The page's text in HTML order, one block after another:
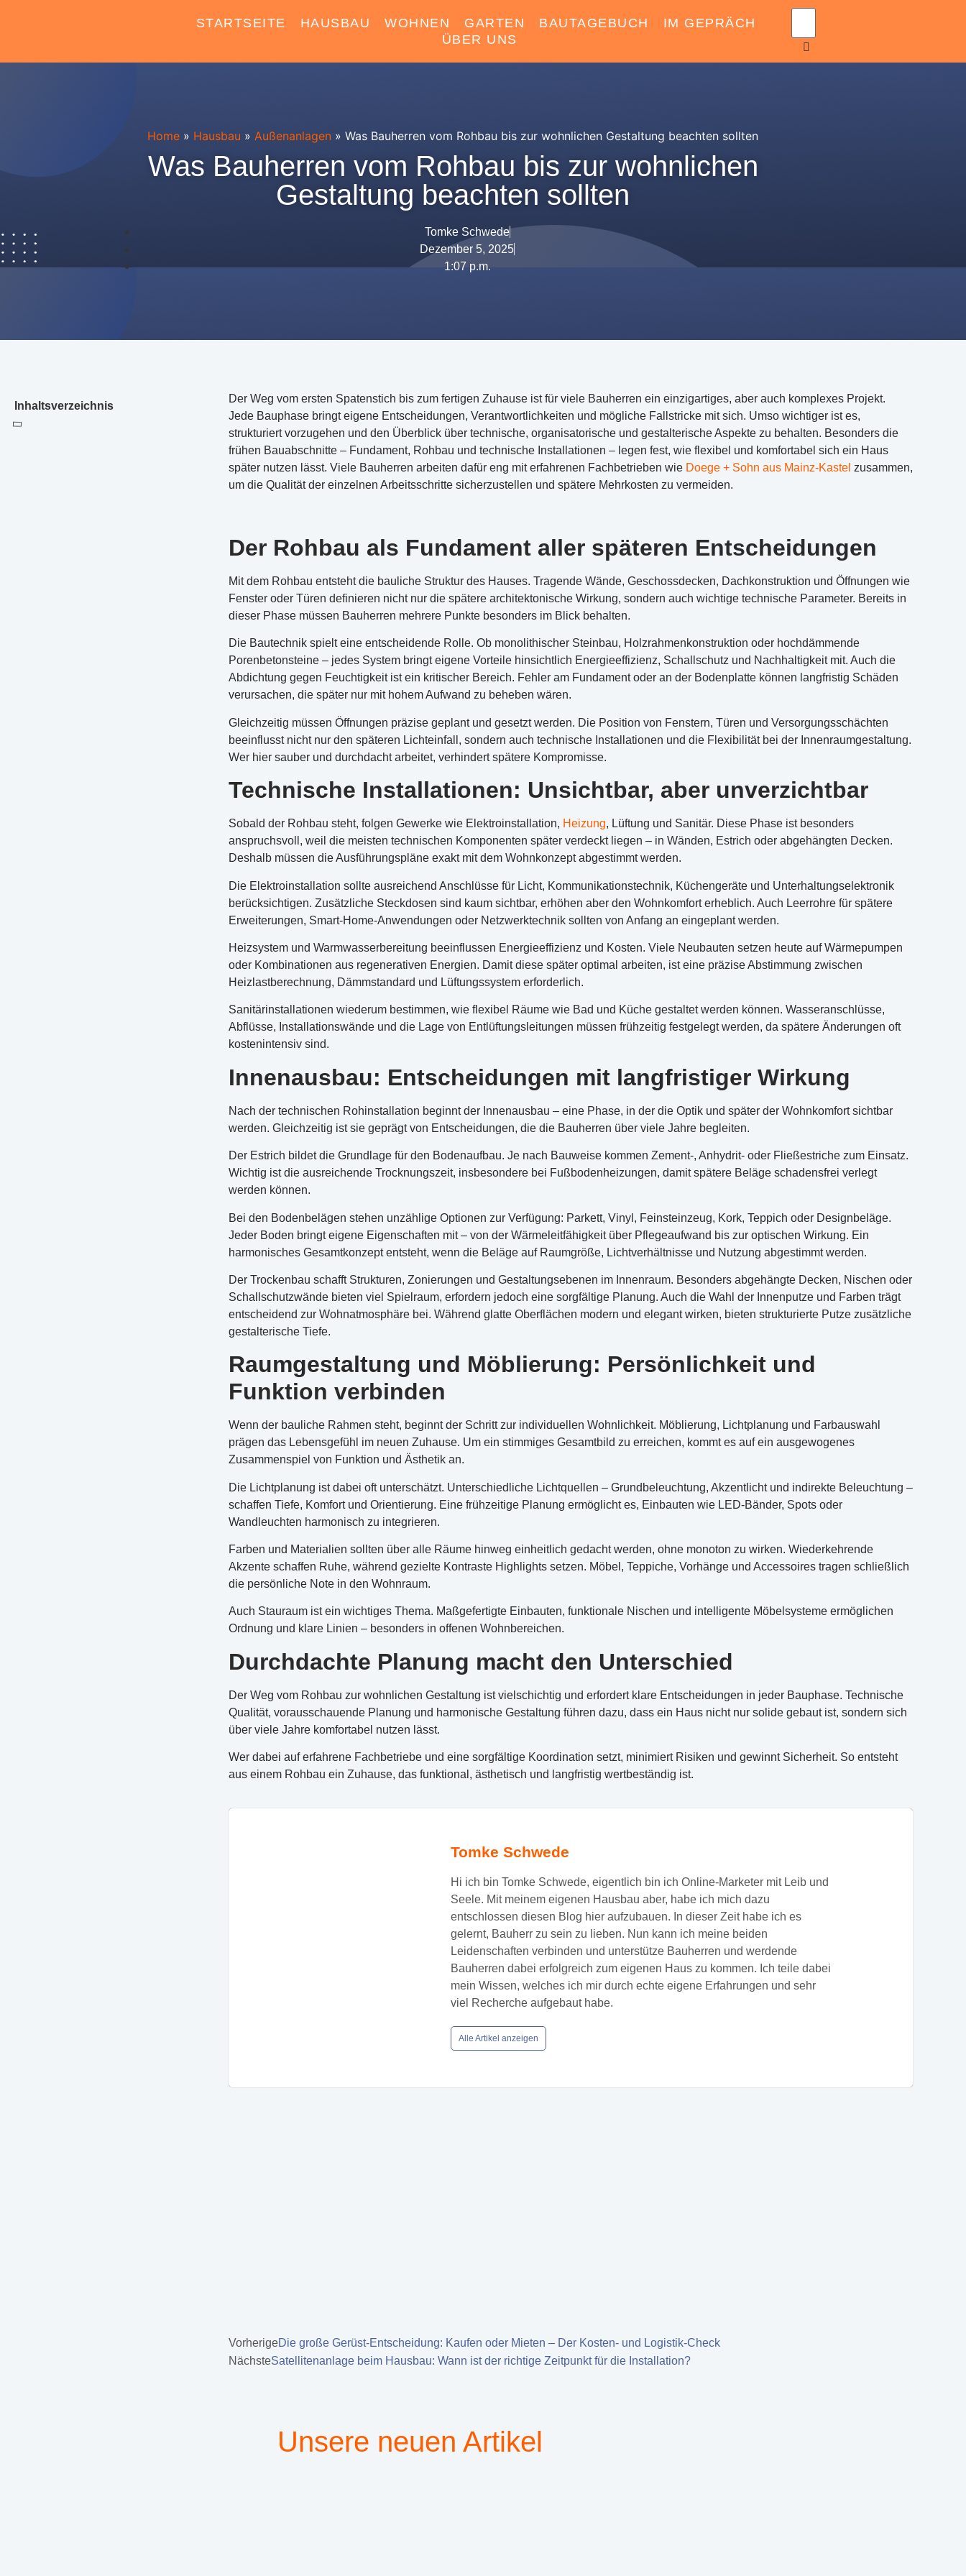
STARTSEITE HAUSBAU WOHNEN GARTEN BAUTAGEBUCH
IM GEPRÄCH
ÜBER UNS
Home » Hausbau » Außenanlagen » Was Bauherren vom Rohbau bis zur wohnlichen Gestaltung beachten sollten
Was Bauherren vom Rohbau bis zur wohnlichen
Gestaltung beachten sollten
Tomke Schwede
Dezember 5, 2025
1:07 p.m.
Inhaltsverzeichnis
Der Weg vom ersten Spatenstich bis zum fertigen Zuhause ist für viele Bauherren ein einzigartiges, aber auch komplexes Projekt.
Jede Bauphase bringt eigene Entscheidungen, Verantwortlichkeiten und mögliche Fallstricke mit sich. Umso wichtiger ist es,
strukturiert vorzugehen und den Überblick über technische, organisatorische und gestalterische Aspekte zu behalten. Besonders die
frühen Bauabschnitte – Fundament, Rohbau und technische Installationen – legen fest, wie flexibel und komfortabel sich ein Haus
später nutzen lässt. Viele Bauherren arbeiten dafür eng mit erfahrenen Fachbetrieben wieDoege + Sohn aus Mainz-Kastel zusammen,
um die Qualität der einzelnen Arbeitsschritte sicherzustellen und spätere Mehrkosten zu vermeiden.
Der Rohbau als Fundament aller späteren Entscheidungen
Mit dem Rohbau entsteht die bauliche Struktur des Hauses. Tragende Wände, Geschossdecken, Dachkonstruktion und Öffnungen wie
Fenster oder Türen definieren nicht nur die spätere architektonische Wirkung, sondern auch wichtige technische Parameter. Bereits in
dieser Phase müssen Bauherren mehrere Punkte besonders im Blick behalten.
Die Bautechnik spielt eine entscheidende Rolle. Ob monolithischer Steinbau, Holzrahmenkonstruktion oder hochdämmende
Porenbetonsteine – jedes System bringt eigene Vorteile hinsichtlich Energieeffizienz, Schallschutz und Nachhaltigkeit mit. Auch die
Abdichtung gegen Feuchtigkeit ist ein kritischer Bereich. Fehler am Fundament oder an der Bodenplatte können langfristig Schäden
verursachen, die später nur mit hohem Aufwand zu beheben wären.
Gleichzeitig müssen Öffnungen präzise geplant und gesetzt werden. Die Position von Fenstern, Türen und Versorgungsschächten
beeinflusst nicht nur den späteren Lichteinfall, sondern auch technische Installationen und die Flexibilität bei der Innenraumgestaltung.
Wer hier sauber und durchdacht arbeitet, verhindert spätere Kompromisse.
Technische Installationen: Unsichtbar, aber unverzichtbar
Sobald der Rohbau steht, folgen Gewerke wie Elektroinstallation, Heizung, Lüftung und Sanitär. Diese Phase ist besonders
anspruchsvoll, weil die meisten technischen Komponenten später verdeckt liegen – in Wänden, Estrich oder abgehängten Decken.
Deshalb müssen die Ausführungspläne exakt mit dem Wohnkonzept abgestimmt werden.
Die Elektroinstallation sollte ausreichend Anschlüsse für Licht, Kommunikationstechnik, Küchengeräte und Unterhaltungselektronik
berücksichtigen. Zusätzliche Steckdosen sind kaum sichtbar, erhöhen aber den Wohnkomfort erheblich. Auch Leerrohre für spätere
Erweiterungen, Smart-Home-Anwendungen oder Netzwerktechnik sollten von Anfang an eingeplant werden.
Heizsystem und Warmwasserbereitung beeinflussen Energieeffizienz und Kosten. Viele Neubauten setzen heute auf Wärmepumpen
oder Kombinationen aus regenerativen Energien. Damit diese später optimal arbeiten, ist eine präzise Abstimmung zwischen
Heizlastberechnung, Dämmstandard und Lüftungssystem erforderlich.
Sanitärinstallationen wiederum bestimmen, wie flexibel Räume wie Bad und Küche gestaltet werden können. Wasseranschlüsse,
Abflüsse, Installationswände und die Lage von Entlüftungsleitungen müssen frühzeitig festgelegt werden, da spätere Änderungen oft
kostenintensiv sind.
Innenausbau: Entscheidungen mit langfristiger Wirkung
Nach der technischen Rohinstallation beginnt der Innenausbau – eine Phase, in der die Optik und später der Wohnkomfort sichtbar
werden. Gleichzeitig ist sie geprägt von Entscheidungen, die die Bauherren über viele Jahre begleiten.
Der Estrich bildet die Grundlage für den Bodenaufbau. Je nach Bauweise kommen Zement-, Anhydrit- oder Fließestriche zum Einsatz.
Wichtig ist die ausreichende Trocknungszeit, insbesondere bei Fußbodenheizungen, damit spätere Beläge schadensfrei verlegt
werden können.
Bei den Bodenbelägen stehen unzählige Optionen zur Verfügung: Parkett, Vinyl, Feinsteinzeug, Kork, Teppich oder Designbeläge.
Jeder Boden bringt eigene Eigenschaften mit – von der Wärmeleitfähigkeit über Pflegeaufwand bis zur optischen Wirkung. Ein
harmonisches Gesamtkonzept entsteht, wenn die Beläge auf Raumgröße, Lichtverhältnisse und Nutzung abgestimmt werden.
Der Trockenbau schafft Strukturen, Zonierungen und Gestaltungsebenen im Innenraum. Besonders abgehängte Decken, Nischen oder
Schallschutzwände bieten viel Spielraum, erfordern jedoch eine sorgfältige Planung. Auch die Wahl der Innenputze und Farben trägt
entscheidend zur Wohnatmosphäre bei. Während glatte Oberflächen modern und elegant wirken, bieten strukturierte Putze zusätzliche
gestalterische Tiefe.
Raumgestaltung und Möblierung: Persönlichkeit und
Funktion verbinden
Wenn der bauliche Rahmen steht, beginnt der Schritt zur individuellen Wohnlichkeit. Möblierung, Lichtplanung und Farbauswahl
prägen das Lebensgefühl im neuen Zuhause. Um ein stimmiges Gesamtbild zu erreichen, kommt es auf ein ausgewogenes
Zusammenspiel von Funktion und Ästhetik an.
Die Lichtplanung ist dabei oft unterschätzt. Unterschiedliche Lichtquellen – Grundbeleuchtung, Akzentlicht und indirekte Beleuchtung –
schaffen Tiefe, Komfort und Orientierung. Eine frühzeitige Planung ermöglicht es, Einbauten wie LED-Bänder, Spots oder
Wandleuchten harmonisch zu integrieren.
Farben und Materialien sollten über alle Räume hinweg einheitlich gedacht werden, ohne monoton zu wirken. Wiederkehrende
Akzente schaffen Ruhe, während gezielte Kontraste Highlights setzen. Möbel, Teppiche, Vorhänge und Accessoires tragen schließlich
die persönliche Note in den Wohnraum.
Auch Stauraum ist ein wichtiges Thema. Maßgefertigte Einbauten, funktionale Nischen und intelligente Möbelsysteme ermöglichen
Ordnung und klare Linien – besonders in offenen Wohnbereichen.
Durchdachte Planung macht den Unterschied
Der Weg vom Rohbau zur wohnlichen Gestaltung ist vielschichtig und erfordert klare Entscheidungen in jeder Bauphase. Technische
Qualität, vorausschauende Planung und harmonische Gestaltung führen dazu, dass ein Haus nicht nur solide gebaut ist, sondern sich
über viele Jahre komfortabel nutzen lässt.
Wer dabei auf erfahrene Fachbetriebe und eine sorgfältige Koordination setzt, minimiert Risiken und gewinnt Sicherheit. So entsteht
aus einem Rohbau ein Zuhause, das funktional, ästhetisch und langfristig wertbeständig ist.
Tomke Schwede
Hi ich bin Tomke Schwede, eigentlich bin ich Online-Marketer mit Leib und
Seele. Mit meinem eigenen Hausbau aber, habe ich mich dazu
entschlossen diesen Blog hier aufzubauen. In dieser Zeit habe ich es
gelernt, Bauherr zu sein zu lieben. Nun kann ich meine beiden
Leidenschaften verbinden und unterstütze Bauherren und werdende
Bauherren dabei erfolgreich zum eigenen Haus zu kommen. Ich teile dabei
mein Wissen, welches ich mir durch echte eigene Erfahrungen und sehr
viel Recherche aufgebaut habe.
Alle Artikel anzeigen
VorherigeDie große Gerüst-Entscheidung: Kaufen oder Mieten – Der Kosten- und Logistik-Check
NächsteSatellitenanlage beim Hausbau: Wann ist der richtige Zeitpunkt für die Installation?
Unsere neuen Artikel